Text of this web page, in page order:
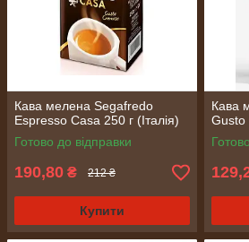
Кава мелена Segafredo
Espresso Casa 250 г (Італія)
Готово до відправки
190,80 ₴ 212 ₴
Купити
Кава
Gusto